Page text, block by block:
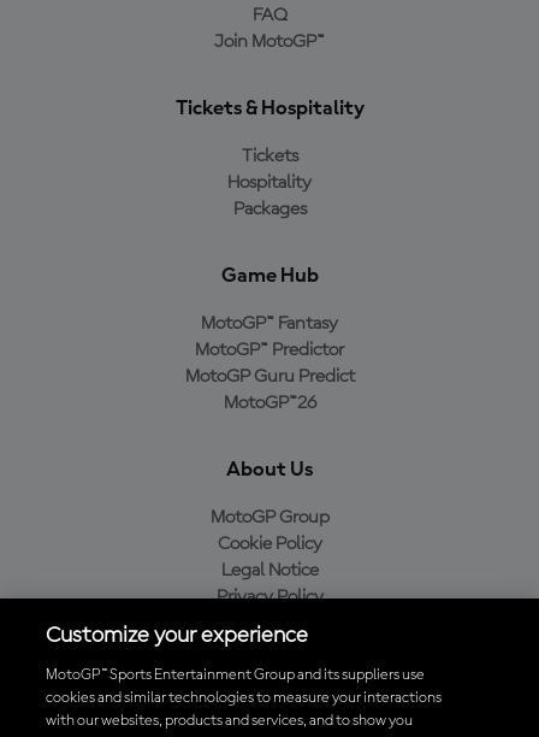
FAQ
Join MotoGP™
Tickets & Hospitality
Tickets
Hospitality
Packages
Game Hub
MotoGP™ Fantasy
MotoGP™ Predictor
MotoGP Guru Predict
MotoGP™26
About Us
MotoGP Group
Cookie Policy
Legal Notice
Privacy Policy
Purchase Policy
Baixe o aplicativo oficial da MotoGP™
Customize your experience
MotoGP™ Sports Entertainment Group and its suppliers use
cookies and similar technologies to measure your interactions
with our websites, products and services, and to show you